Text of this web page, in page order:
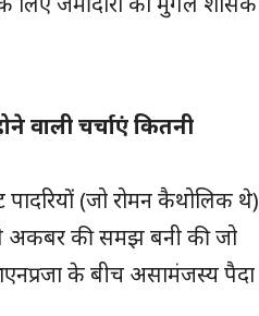
वाली चर्चाएं कितनी
(जो रोमन कैथोलिक थे)
से अकबर की समझ बनी की जो
के बीच असामंजस्य पैदा